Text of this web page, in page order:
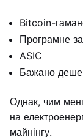
Bitcoin-
Програмне
ASIC
Бажано
Однак, чим
на
майнінгу.